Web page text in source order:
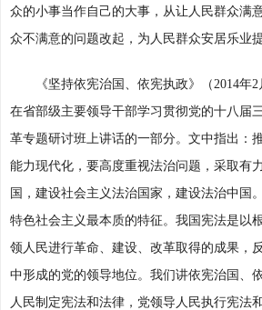
众的小事当作自己的大事，从让人民群众满
众不满意的问题改起，为人民群众安居乐业
《坚持依宪治国、依宪执政》（2014年2
在省部级主要领导干部学习贯彻党的十八届
革专题研讨班上讲话的一部分。文中指出：
能力现代化，要高度重视法治问题，采取有
国，建设社会主义法治国家，建设法治中国
特色社会主义最本质的特征。我国宪法是以
领人民进行革命、建设、改革取得的成果，
中形成的党的领导地位。我们讲依宪治国、
人民制定宪法和法律，党领导人民执行宪法